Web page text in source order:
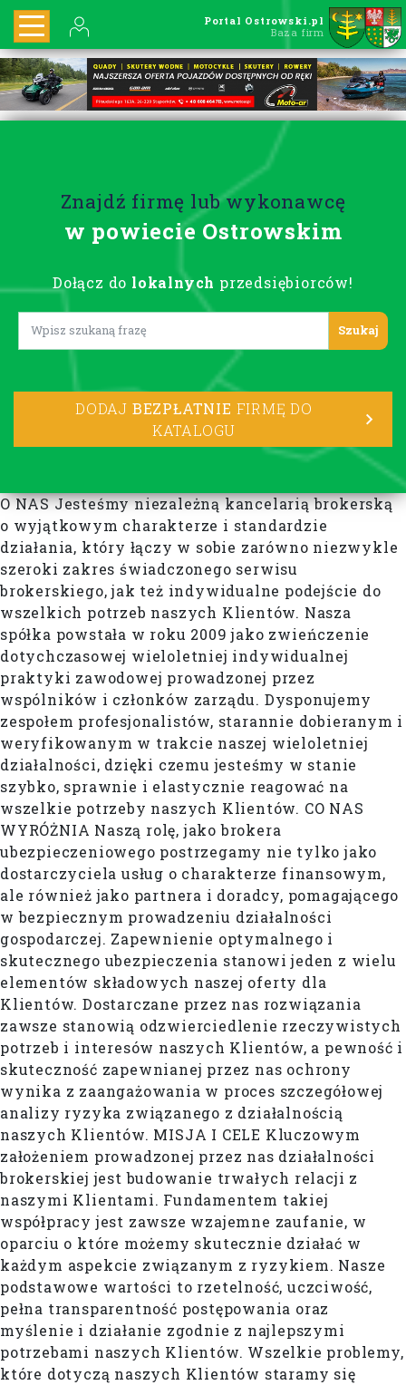
Portal Ostrowski.pl
Baza firm
Znajdź firmę lub wykonawcę
w powiecie Ostrowskim
Dołącz do lokalnych przedsiębiorców!
Lorem ipsum
DODAJ BEZPŁATNIE FIRMĘ DO
KATALOGU
O NAS Jesteśmy niezależną kancelarią brokerską
o wyjątkowym charakterze i standardzie
działania, który łączy w sobie zarówno niezwykle
szeroki zakres świadczonego serwisu
brokerskiego, jak też indywidualne podejście do
wszelkich potrzeb naszych Klientów. Nasza
spółka powstała w roku 2009 jako zwieńczenie
dotychczasowej wieloletniej indywidualnej
praktyki zawodowej prowadzonej przez
wspólników i członków zarządu. Dysponujemy
zespołem profesjonalistów, starannie dobieranym i
weryfikowanym w trakcie naszej wieloletniej
działalności, dzięki czemu jesteśmy w stanie
szybko, sprawnie i elastycznie reagować na
wszelkie potrzeby naszych Klientów. CO NAS
WYRÓŻNIA Naszą rolę, jako brokera
ubezpieczeniowego postrzegamy nie tylko jako
dostarczyciela usług o charakterze finansowym,
ale również jako partnera i doradcy, pomagającego
w bezpiecznym prowadzeniu działalności
gospodarczej. Zapewnienie optymalnego i
skutecznego ubezpieczenia stanowi jeden z wielu
elementów składowych naszej oferty dla
Klientów. Dostarczane przez nas rozwiązania
zawsze stanowią odzwierciedlenie rzeczywistych
potrzeb i interesów naszych Klientów, a pewność i
skuteczność zapewnianej przez nas ochrony
wynika z zaangażowania w proces szczegółowej
analizy ryzyka związanego z działalnością
naszych Klientów. MISJA I CELE Kluczowym
założeniem prowadzonej przez nas działalności
brokerskiej jest budowanie trwałych relacji z
naszymi Klientami. Fundamentem takiej
współpracy jest zawsze wzajemne zaufanie, w
oparciu o które możemy skutecznie działać w
każdym aspekcie związanym z ryzykiem. Nasze
podstawowe wartości to rzetelność, uczciwość,
pełna transparentność postępowania oraz
myślenie i działanie zgodnie z najlepszymi
potrzebami naszych Klientów. Wszelkie problemy,
które dotyczą naszych Klientów staramy się